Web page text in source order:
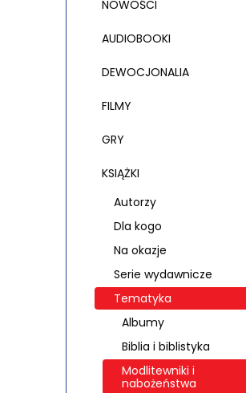
NOWOŚCI
AUDIOBOOKI
DEWOCJONALIA
FILMY
GRY
KSIĄŻKI
Autorzy
Dla kogo
Na okazje
Serie wydawnicze
Tematyka
Albumy
Biblia i biblistyka
Modlitewniki i
nabożeństwa